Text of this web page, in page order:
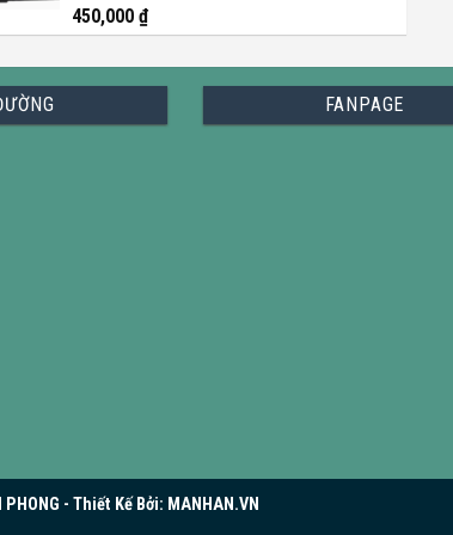
450,000 ₫
FANPAGE
PHONG - Thiết Kế Bởi: MANHAN.VN